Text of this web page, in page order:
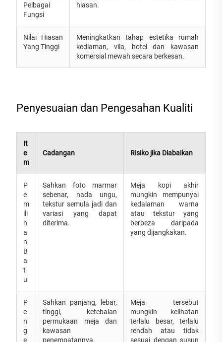
Pelbagai
Fungsi
hiasan.
Nilai Hiasan
Yang Tinggi
Meningkatkan tahap estetika rumah
kediaman, vila, hotel dan kawasan
komersial mewah secara berkesan.
Penyesuaian dan Pengesahan Kualiti
It
e
m
Cadangan Risiko jika Diabaikan
P
e
m
ili
h
a
n
B
a
t
u
Sahkan foto marmar
sebenar, nada ungu,
tekstur semula jadi dan
variasi yang dapat
diterima.
Meja kopi akhir
mungkin mempunyai
kedalaman warna
atau tekstur yang
berbeza daripada
yang dijangkakan.
P
e
n
g
e
Sahkan panjang, lebar,
tinggi, ketebalan
permukaan meja dan
kawasan
penempatannya.
Meja tersebut
mungkin kelihatan
terlalu besar, terlalu
rendah atau tidak
sesuai dengan susun